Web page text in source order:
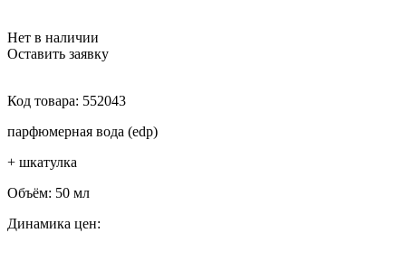
Нет в наличии
Оставить заявку
Код товара: 552043
парфюмерная вода (edp)
+ шкатулка
Объём: 50 мл
Динамика цен: